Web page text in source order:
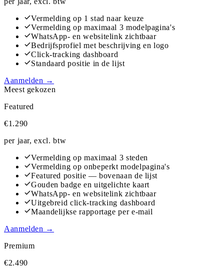
Vermelding op 1 stad naar keuze
Vermelding op maximaal 3 modelpagina's
WhatsApp- en websitelink zichtbaar
Bedrijfsprofiel met beschrijving en logo
Click-tracking dashboard
Standaard positie in de lijst
Aanmelden →
Meest gekozen
Featured
€1.290
per jaar, excl. btw
Vermelding op maximaal 3 steden
Vermelding op onbeperkt modelpagina's
Featured positie — bovenaan de lijst
Gouden badge en uitgelichte kaart
WhatsApp- en websitelink zichtbaar
Uitgebreid click-tracking dashboard
Maandelijkse rapportage per e-mail
Aanmelden →
Premium
€2.490